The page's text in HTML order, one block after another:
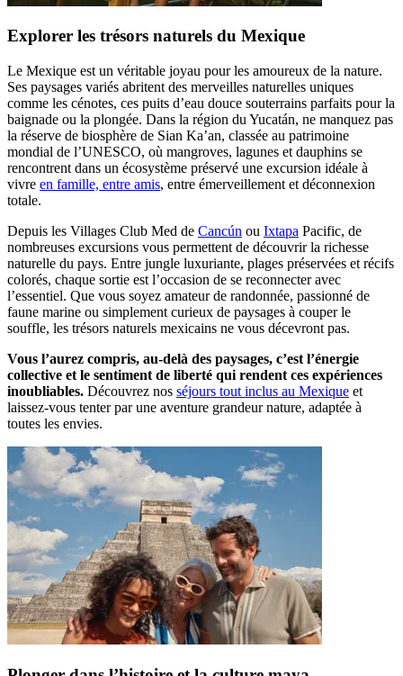
Explorer les trésors naturels du Mexique
Le Mexique est un véritable joyau pour les amoureux de la nature.
Ses paysages variés abritent des merveilles naturelles uniques
comme les cénotes, ces puits d’eau douce souterrains parfaits pour la
baignade ou la plongée. Dans la région du Yucatán, ne manquez pas
la réserve de biosphère de Sian Ka’an, classée au patrimoine
mondial de l’UNESCO, où mangroves, lagunes et dauphins se
rencontrent dans un écosystème préservé une excursion idéale à
vivre en famille, entre amis, entre émerveillement et déconnexion
totale.
Depuis les Villages Club Med de Cancún ou Ixtapa Pacific, de
nombreuses excursions vous permettent de découvrir la richesse
naturelle du pays. Entre jungle luxuriante, plages préservées et récifs
colorés, chaque sortie est l’occasion de se reconnecter avec
l’essentiel. Que vous soyez amateur de randonnée, passionné de
faune marine ou simplement curieux de paysages à couper le
souffle, les trésors naturels mexicains ne vous décevront pas.
Vous l’aurez compris, au-delà des paysages, c’est l’énergie
collective et le sentiment de liberté qui rendent ces expériences
inoubliables. Découvrez nos séjours tout inclus au Mexique et
laissez-vous tenter par une aventure grandeur nature, adaptée à
toutes les envies.